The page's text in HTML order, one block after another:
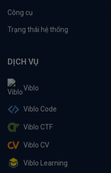
Công cụ
Trạng thái hệ thống
DỊCH VỤ
Viblo
Viblo Code
Viblo CTF
Viblo CV
Viblo Learning